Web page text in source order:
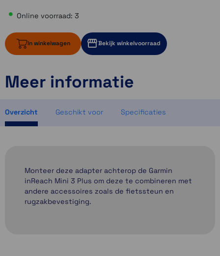
Online voorraad: 3
In winkelwagen Bekijk winkelvoorraad
3 op voorraad
1 op voorraad
Meer informatie
Overzicht Geschikt voor Specificaties
Monteer deze adapter achterop de Garmin
inReach Mini 3 Plus om deze te combineren met
andere accessoires zoals de fietssteun en
rugzakbevestiging.